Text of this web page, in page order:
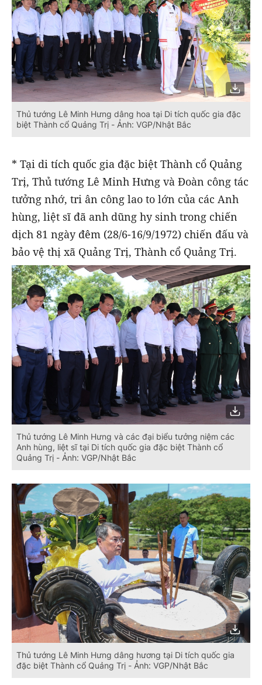
Thủ tướng Lê Minh Hưng dâng hoa tại Di tích quốc gia đặc
biệt Thành cổ Quảng Trị - Ảnh: VGP/Nhật Bắc
* Tại di tích quốc gia đặc biệt Thành cổ Quảng
Trị, Thủ tướng Lê Minh Hưng và Đoàn công tác
tưởng nhớ, tri ân công lao to lớn của các Anh
hùng, liệt sĩ đã anh dũng hy sinh trong chiến
dịch 81 ngày đêm (28/6-16/9/1972) chiến đấu và
bảo vệ thị xã Quảng Trị, Thành cổ Quảng Trị.
Thủ tướng Lê Minh Hưng và các đại biểu tưởng niệm các
Anh hùng, liệt sĩ tại Di tích quốc gia đặc biệt Thành cổ
Quảng Trị - Ảnh: VGP/Nhật Bắc
Thủ tướng Lê Minh Hưng dâng hương tại Di tích quốc gia
đặc biệt Thành cổ Quảng Trị - Ảnh: VGP/Nhật Bắc